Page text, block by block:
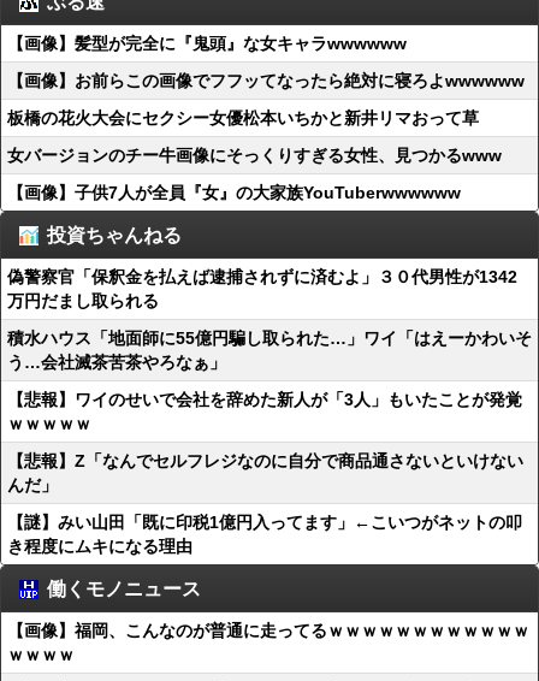
【画像】髪型が完全に『鬼頭』な女キャラwwwwww
【画像】お前らこの画像でフフッてなったら絶対に寝ろよwwwwww
板橋の花火大会にセクシー女優松本いちかと新井リマおって草
女バージョンのチー牛画像にそっくりすぎる女性、見つかるwww
【画像】子供7人が全員『女』の大家族YouTuberwwwwww
投資ちゃんねる
偽警察官「保釈金を払えば逮捕されずに済むよ」３０代男性が1342
万円だまし取られる
積水ハウス「地面師に55億円騙し取られた…」ワイ「はえーかわいそ
う…会社滅茶苦茶やろなぁ」
【悲報】ワイのせいで会社を辞めた新人が「3人」もいたことが発覚
ｗｗｗｗｗ
【悲報】Z「なんでセルフレジなのに自分で商品通さないといけない
んだ」
【謎】みい山田「既に印税1億円入ってます」←こいつがネットの叩
き程度にムキになる理由
働くモノニュース
【画像】福岡、こんなのが普通に走ってるｗｗｗｗｗｗｗｗｗｗｗｗ
ｗｗｗｗ